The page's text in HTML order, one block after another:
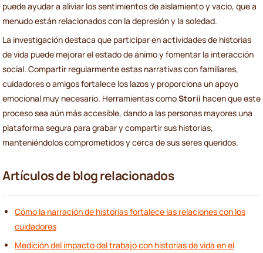
puede ayudar a aliviar los sentimientos de aislamiento y vacío, que a
menudo están relacionados con la depresión y la soledad.
La investigación destaca que participar en actividades de historias
de vida puede mejorar el estado de ánimo y fomentar la interacción
social. Compartir regularmente estas narrativas con familiares,
cuidadores o amigos fortalece los lazos y proporciona un apoyo
emocional muy necesario. Herramientas comoStorii hacen que este
proceso sea aún más accesible, dando a las personas mayores una
plataforma segura para grabar y compartir sus historias,
manteniéndolos comprometidos y cerca de sus seres queridos.
Artículos de blog relacionados
Cómo la narración de historias fortalece las relaciones con los
cuidadores
Medición del impacto del trabajo con historias de vida en el